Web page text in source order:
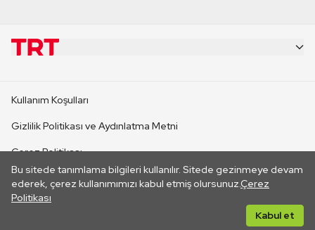
Bu sitede tanımlama bilgileri kullanılır. Sitede gezinmeye devam
ederek, çerez kullanımımızı kabul etmiş olursunuz.Çerez
Politikası
Kabul et
CANLI YAYINLAR
Kullanım Koşulları
Gizlilik Politikası ve Aydınlatma Metni
Çerez Politikası
İletişim
Her hakkı saklıdır. ©2026 TRT. Bağlantı yoluyla gidilen dış